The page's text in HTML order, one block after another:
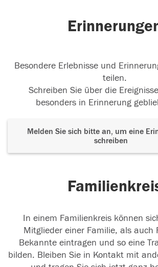
Besondere Erlebnisse und
teilen.
Schreiben Sie über die
besonders in Erinnerung
Melden Sie sich bitte an, um eine
schreiben
In einem Familienkreis können
Mitglieder einer Familie, als auch
Bekannte eintragen und so eine
bilden. Bleiben Sie in Kontakt mit